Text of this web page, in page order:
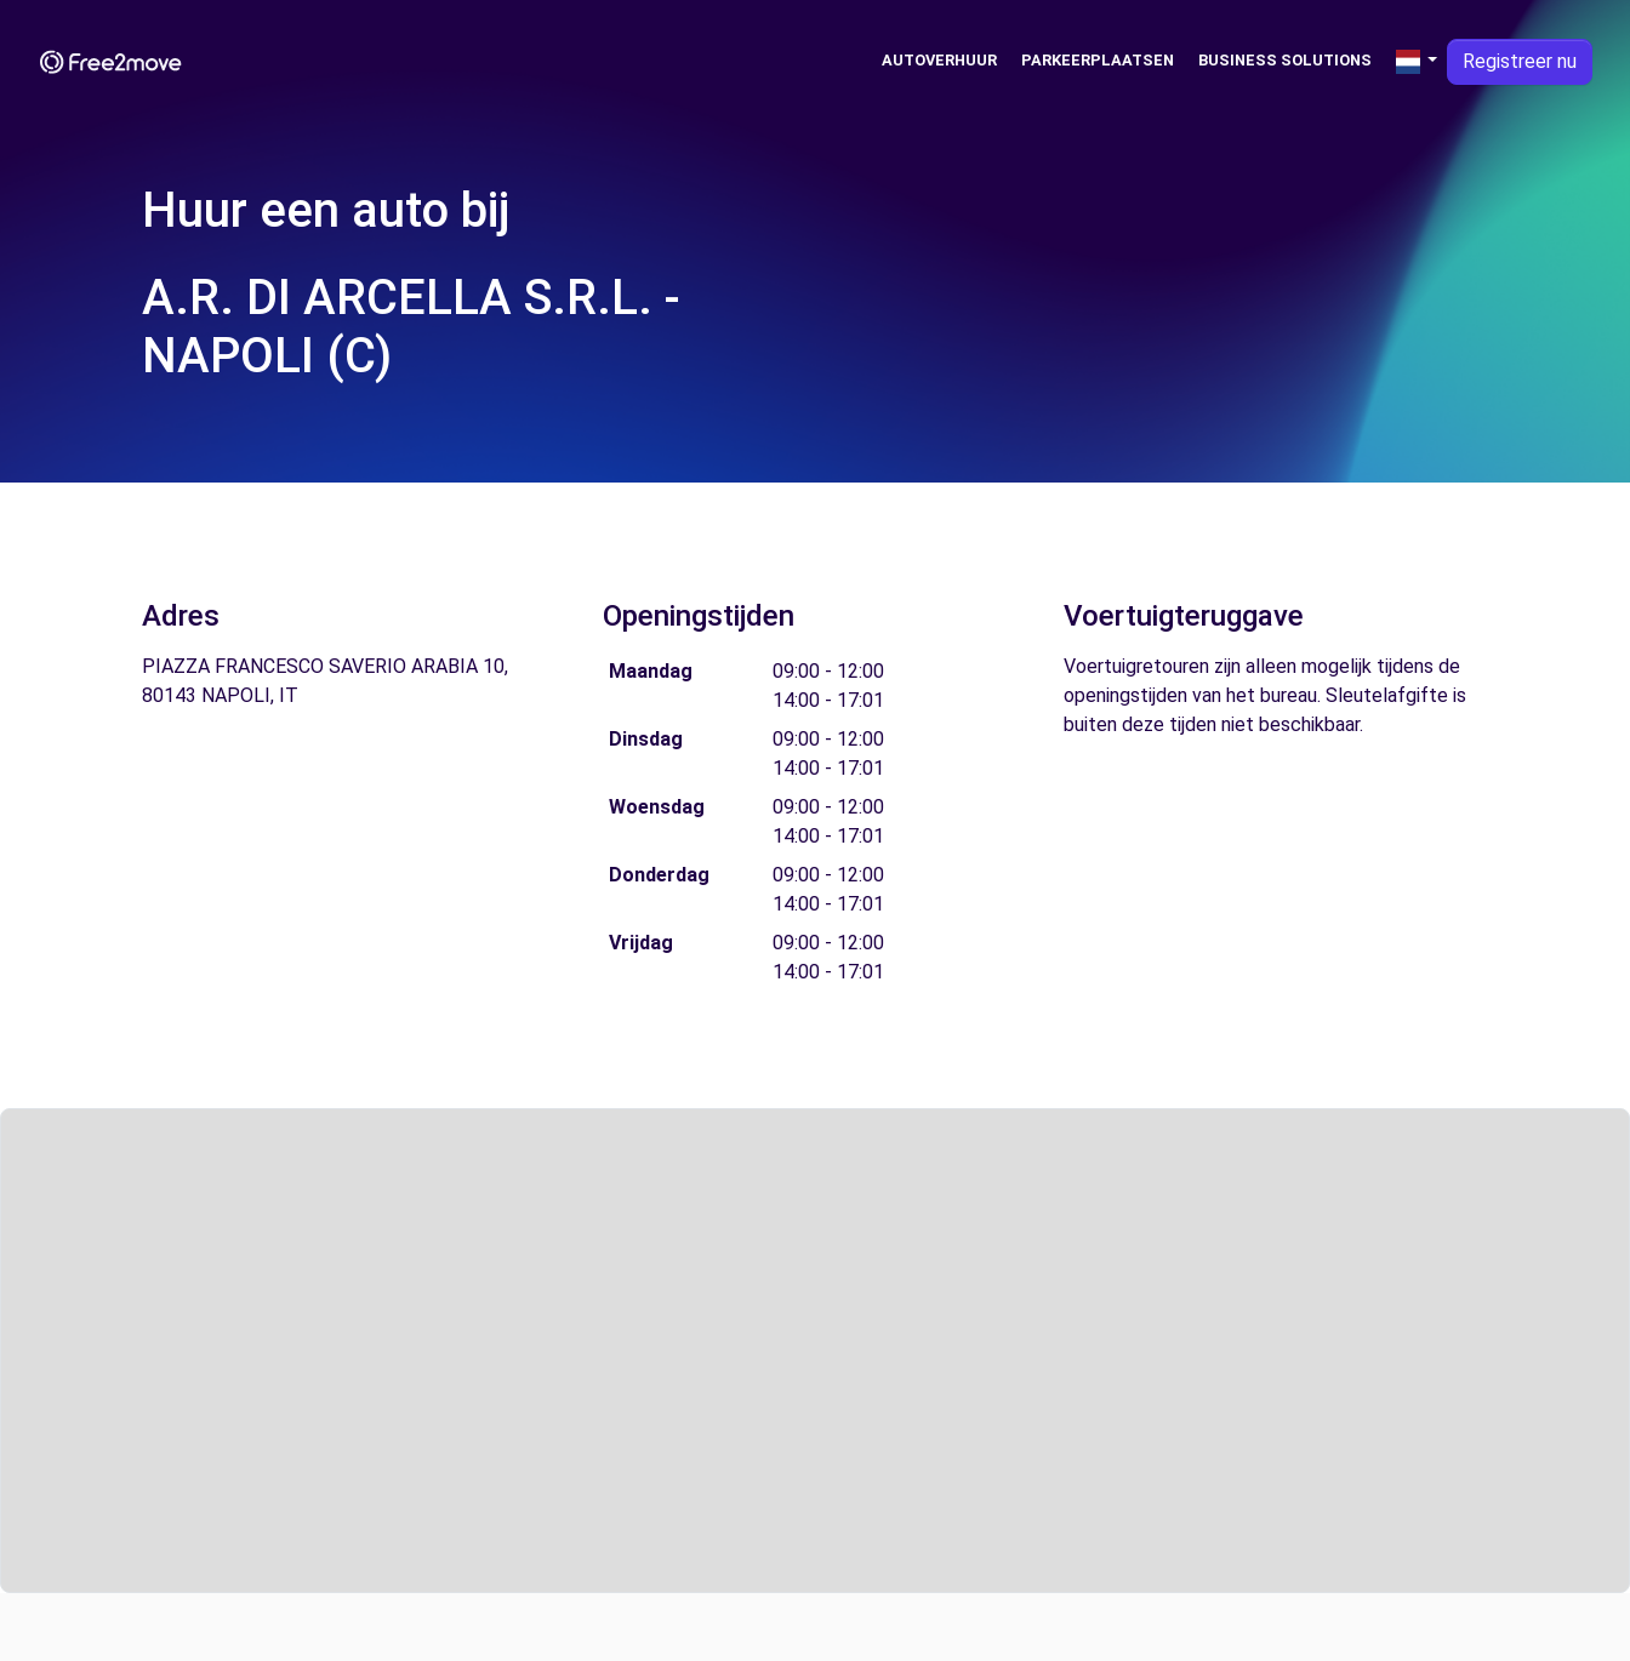
AUTOVERHUUR PARKEERPLAATSEN BUSINESS SOLUTIONS Registreer nu
Huur een auto bij
A.R. DI ARCELLA S.R.L. -
NAPOLI (C)
Adres
PIAZZA FRANCESCO SAVERIO ARABIA 10,
80143 NAPOLI, IT
Openingstijden
Maandag
09:00 - 12:00
14:00 - 17:01
Dinsdag
09:00 - 12:00
14:00 - 17:01
Woensdag
09:00 - 12:00
14:00 - 17:01
Donderdag
09:00 - 12:00
14:00 - 17:01
Vrijdag
09:00 - 12:00
14:00 - 17:01
Voertuigteruggave
Voertuigretouren zijn alleen mogelijk tijdens de
openingstijden van het bureau. Sleutelafgifte is
buiten deze tijden niet beschikbaar.